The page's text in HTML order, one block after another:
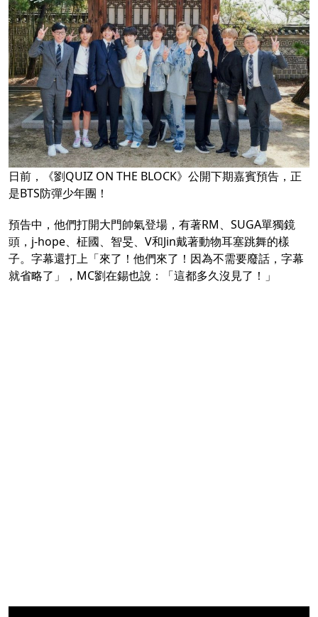
日前，《劉QUIZ ON THE BLOCK》公開下期嘉賓預告，正
是BTS防彈少年團！
預告中，他們打開大門帥氣登場，有著RM、SUGA單獨鏡
頭，j-hope、柾國、智旻、V和Jin戴著動物耳塞跳舞的樣
子。字幕還打上「來了！他們來了！因為不需要廢話，字幕
就省略了」，MC劉在錫也說：「這都多久沒見了！」